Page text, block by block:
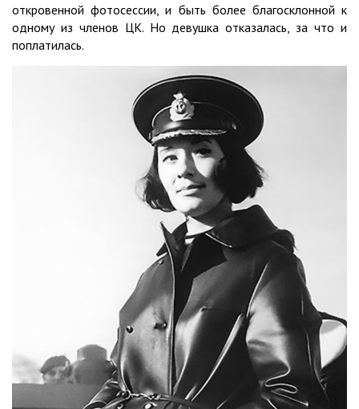
откровенной фотосессии, и быть более благосклонной к
одному из членов ЦК. Но девушка отказалась, за что и
поплатилась.